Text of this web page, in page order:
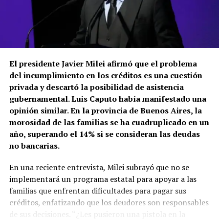
declaradas, registraban deudas de más de $500 mil, y en
algún caso de más de $1 millón por el Impuesto a las
Embarcaciones Deportivas».
personas que se esfuerzan por pagar todos sus
impuestos, mientras hay otras que no. Pero encima, en
el caso de estos dueños de embarcaciones de lujo, el
incumplimiento lastima el doble, porque tienen la
capacidad económica para estar al día», sostuvo el
titular de ARBA.
«Por eso, al profundizar este tipo de fiscalizaciones
buscamos recuperar recursos entre quienes más tienen,
para poder destinarlos después a la construcción de
mejores rutas, más jardines de infantes, escuelas, salud,
seguridad e infraestructura; en definitiva, a seguir
El presidente Javier Milei afirmó que el problema
del incumplimiento en los créditos es una cuestión
privada y descartó la posibilidad de asistencia
gubernamental. Luis Caputo había manifestado una
opinión similar. En la provincia de Buenos Aires, la
morosidad de las familias se ha cuadruplicado en un
año, superando el 14% si se consideran las deudas
no bancarias.
En una reciente entrevista, Milei subrayó que no se
implementará un programa estatal para apoyar a las
familias que enfrentan dificultades para pagar sus
créditos, enfatizando que los deudores son responsables
de sus decisiones. “¿Les pusieron una pistola en la